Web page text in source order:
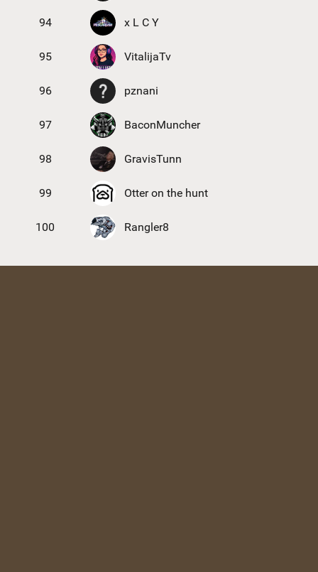
94 x L C Y
95 VitalijaTv
96 pznani
97 BaconMuncher
98 GravisTunn
99 Otter on the hunt
100 Rangler8